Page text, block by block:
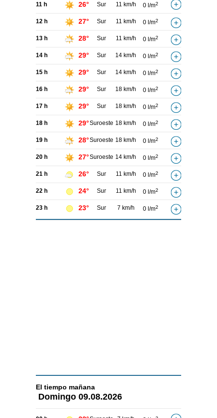
11 h 26° Sur 11 km/h 0 l/m2
12 h 27° Sur 11 km/h 0 l/m2
13 h 28° Sur 11 km/h 0 l/m2
14 h 29° Sur 14 km/h 0 l/m2
15 h 29° Sur 14 km/h 0 l/m2
16 h 29° Sur 18 km/h 0 l/m2
17 h 29° Sur 18 km/h 0 l/m2
18 h 29°Suroeste 18 km/h 0 l/m2
19 h 28°Suroeste 18 km/h 0 l/m2
20 h 27°Suroeste 14 km/h 0 l/m2
21 h 26° Sur 11 km/h 0 l/m2
22 h 24° Sur 11 km/h 0 l/m2
23 h 23° Sur 7 km/h 0 l/m2
El tiempo mañana
Domingo 09.08.2026